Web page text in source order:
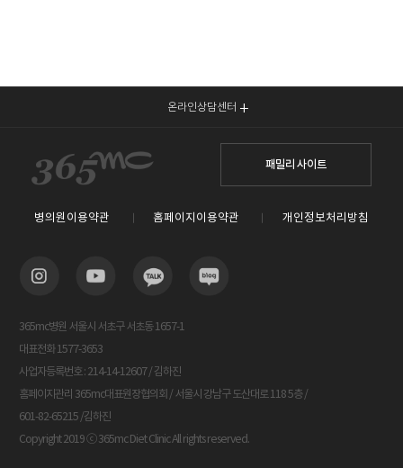
온라인상담센터
패밀리 사이트
병의원이용약관 홈페이지이용약관 개인정보처리방침
365mc병원 서울시 서초구 서초동 1657-1
대표전화 1577-3653
사업자등록번호 : 214-14-12607 / 김하진
홈페이지관리 365mc대표원장협의회 / 서울시 강남구 도산대로 118 5층 /
601-82-65215 /김하진
Copyright 2019 ⓒ 365mc Diet Clinic All rights reserved.